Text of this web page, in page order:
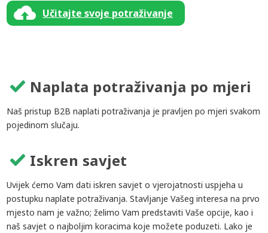
Učitajte svoje potraživanje
Naplata potraživanja po mjeri
Naš pristup B2B naplati potraživanja je pravljen po mjeri svakom
pojedinom slučaju.
Iskren savjet
Uvijek ćemo Vam dati iskren savjet o vjerojatnosti uspjeha u
postupku naplate potraživanja. Stavljanje Vašeg interesa na prvo
mjesto nam je važno; želimo Vam predstaviti Vaše opcije, kao i
naš savjet o najboljim koracima koje možete poduzeti. Lako je